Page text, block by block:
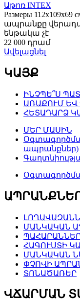
Աթոռ INTEX
Размеры
ապրանքը
ենթակա չէ
22 000 դրամ
Ավելացնել
ԿԱՅՔ
ԻՆՉՊԵ՞Ս
ԱՌԱՔՈՒՄ ԵՎ
ՀԵՏԱԴԱՐՁ
ՄԵՐ ՄԱՍԻՆ
ապրանքներ)
ՄԱՆԿԱԿԱՆ
ՀԱԳՈՒՍՏԻ
ՄԱՆԿԱԿԱՆ
ՓՉՈՎԻ
ՏՈՆԱԾԱՌԵՐ
ՎՃԱՐՄԱՆ